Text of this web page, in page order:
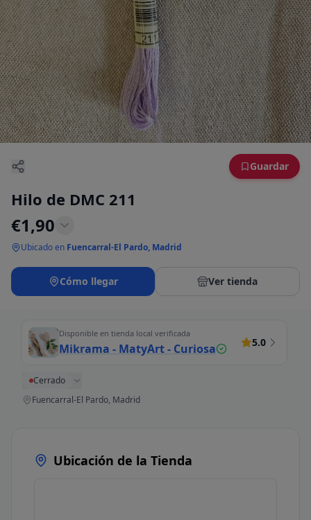
Guardar
Hilo de DMC 211
€1,90
Ubicado en Fuencarral-El Pardo, Madrid
Cómo llegar Ver tienda
Disponible en tienda local verificada
Mikrama - MatyArt - Curiosa 5.0
Cerrado
Fuencarral-El Pardo, Madrid
Ubicación de la Tienda